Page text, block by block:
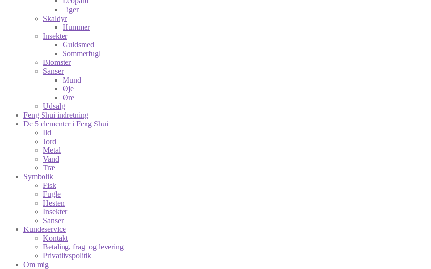
Tiger
Skaldyr
Hummer
Insekter
Guldsmed
Sommerfugl
Blomster
Sanser
Mund
Øje
Øre
Udsalg
Feng Shui indretning
De 5 elementer i Feng Shui
Ild
Jord
Metal
Vand
Træ
Symbolik
Fisk
Fugle
Hesten
Insekter
Sanser
Kundeservice
Kontakt
Betaling, fragt og levering
Privatlivspolitik
Om mig